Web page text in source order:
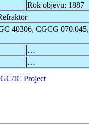
Rok objevu: 1887
40306, CGCG 070.045,
…
…
IC Project